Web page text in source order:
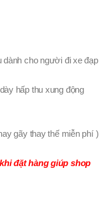
dành cho người đi xe đạp
hấp thu xung động
gãy thay thế miễn phí )
đặt hàng giúp shop